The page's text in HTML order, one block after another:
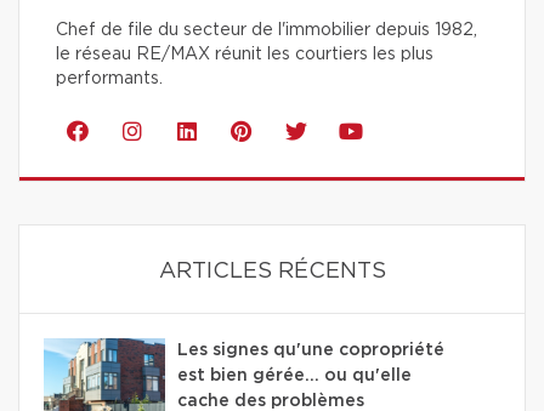
Chef de file du secteur de l'immobilier depuis 1982,
le réseau RE/MAX réunit les courtiers les plus
performants.
ARTICLES RÉCENTS
Les signes qu'une copropriété
est bien gérée… ou qu'elle
cache des problèmes